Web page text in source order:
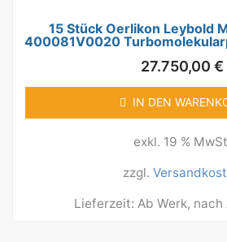
15 Stück Oerlikon Leybold
400081V0020
27.750,00 €
IN DEN
exkl. 19 %
zzgl.
Lieferzeit: Ab Werk,